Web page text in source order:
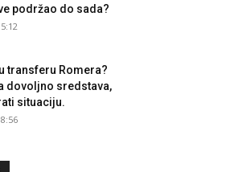
podržao do sada?
transferu Romera?
dovoljno sredstava,
situaciju.